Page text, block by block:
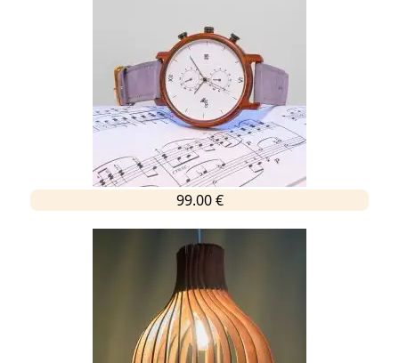
99.00 €